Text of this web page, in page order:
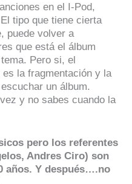
en el I-Pod,
tipo que tiene cierta
puede volver a
que está el álbum
Pero si, el
la fragmentación y la
un álbum.
y no sabes cuando la
pero los referentes
Andres Ciro) son
años. Y después….no